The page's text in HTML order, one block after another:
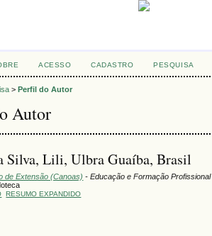
ACESSO CADASTRO PESQUISA
>Perfil do Autor
Autor
Silva, Lili, Ulbra Guaíba, Brasil
de Extensão (Canoas) - Educação e Formação Profissional
RESUMO EXPANDIDO